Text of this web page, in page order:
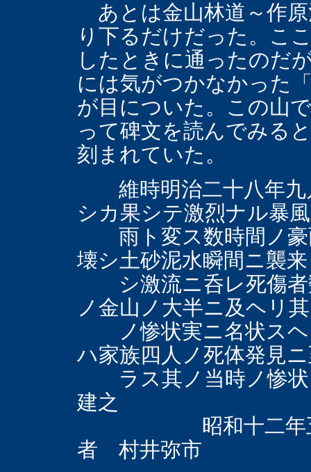
あとは金山林道～作
り下るだけだった。こ
したときに通ったのだ
には気がつかなかった
が目についた。この山
って碑文を読んでみる
刻まれていた。
維時明治二十八年九
シカ果シテ激烈ナル暴風
雨ト変ス数時間ノ豪
壊シ土砂泥水瞬間ニ襲来
シ激流ニ呑レ死傷者
ノ金山ノ大半ニ及ヘリ其
ノ惨状実ニ名状スヘ
ハ家族四人ノ死体発見
ラス其ノ当時ノ惨状
建之
昭和十二年
者 村井弥市